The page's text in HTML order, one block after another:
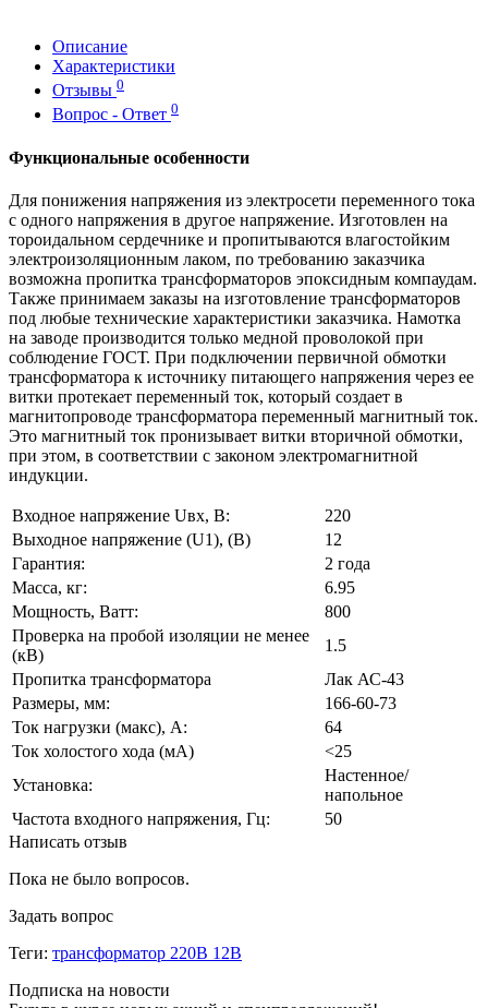
Описание
Характеристики
Отзывы 0
Вопрос - Ответ 0
Функциональные особенности
Для понижения напряжения из электросети переменного тока
с одного напряжения в другое напряжение. Изготовлен на
тороидальном сердечнике и пропитываются влагостойким
электроизоляционным лаком, по требованию заказчика
возможна пропитка трансформаторов эпоксидным компаудам.
Также принимаем заказы на изготовление трансформаторов
под любые технические характеристики заказчика. Намотка
на заводе производится только медной проволокой при
соблюдение ГОСТ. При подключении первичной обмотки
трансформатора к источнику питающего напряжения через ее
витки протекает переменный ток, который создает в
магнитопроводе трансформатора переменный магнитный ток.
Это магнитный ток пронизывает витки вторичной обмотки,
при этом, в соответствии с законом электромагнитной
индукции.
Входное напряжение Uвх, В:
220
Выходное напряжение (U1), (В)
12
Гарантия:
2 года
Масса, кг:
6.95
Мощность, Ватт:
800
Проверка на пробой изоляции не менее
(кВ)
1.5
Пропитка трансформатора
Лак АС-43
Размеры, мм:
166-60-73
Ток нагрузки (макс), А:
64
Ток холостого хода (мА)
<25
Установка:
Настенное/
напольное
Частота входного напряжения, Гц:
50
Написать отзыв
Пока не было вопросов.
Задать вопрос
Теги: трансформатор 220В 12В
Подписка на новости